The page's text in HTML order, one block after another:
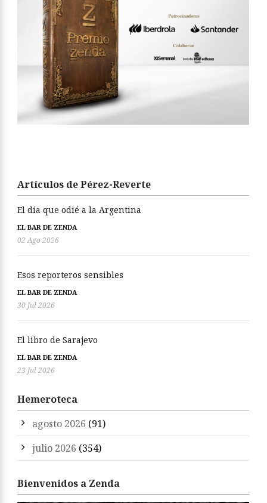
Artículos de Pérez-Reverte
El día que odié a la Argentina
EL BAR DE ZENDA
02 Ago 2026
Esos reporteros sensibles
EL BAR DE ZENDA
30 Jul 2026
El libro de Sarajevo
EL BAR DE ZENDA
23 Jul 2026
Hemeroteca
agosto 2026 (91)
julio 2026 (354)
Bienvenidos a Zenda